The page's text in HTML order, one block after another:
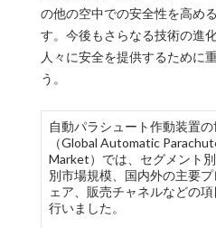
の他の空中での安全性を高め
す。今後もさらなる技術の進
人々に安全を提供するために
う。
自動パラシュート作動装置
（Global Automatic
Market）では、セグメント
別市場規模、国内外の主要
ェア、販売チャネルなどの
行いました。